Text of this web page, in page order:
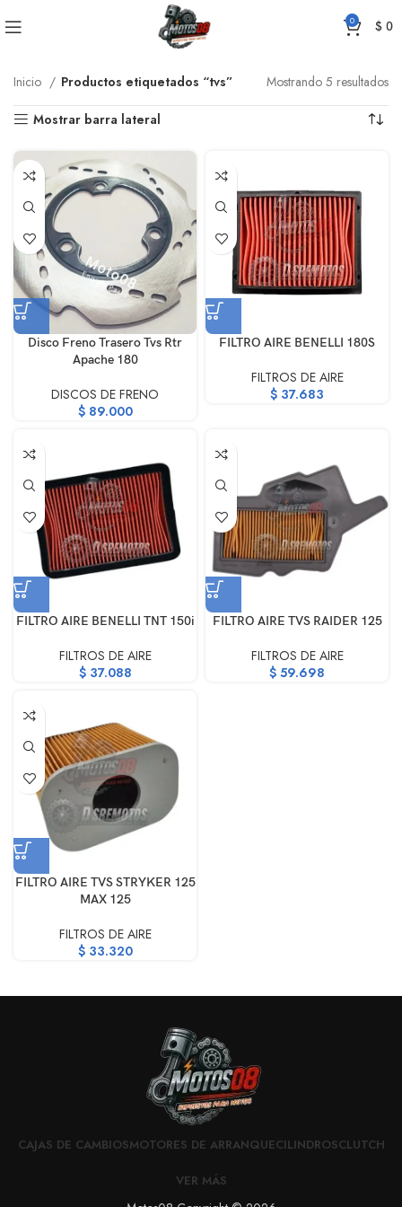
0 $0
Inicio Productos etiquetados “tvs” Mostrando 5 resultados
Mostrar barra lateral
Disco Freno Trasero Tvs Rtr
Apache 180
DISCOS DE FRENO
$89.000
FILTRO AIRE BENELLI 180S
FILTROS DE AIRE
$ 37.683
FILTRO AIRE BENELLI TNT 150i
FILTROS DE AIRE
$37.088
FILTRO AIRE TVS RAIDER 125
FILTROS DE AIRE
$ 59.698
FILTRO AIRE TVS STRYKER 125
MAX 125
FILTROS DE AIRE
$33.320
CAJAS DE CAMBIOSMOTORES DE ARRANQUECILINDROSCLUTCH
VER MÁS